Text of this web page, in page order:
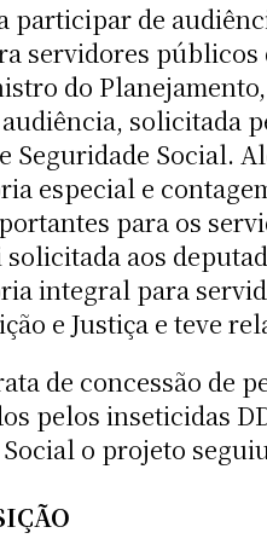
participar de
servidores
do
solicitada
Seguridade Social.
especial e
para os
solicitada aos
integral para
e Justiça e teve
de concessão de
pelos inseticidas
o projeto